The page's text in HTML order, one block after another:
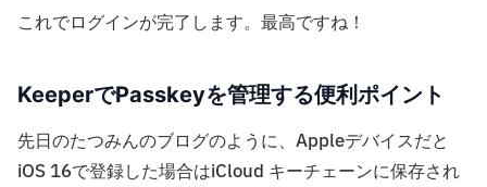
これでログインが完了します。最高ですね！
KeeperでPasskeyを管理する便利ポイント
先日のたつみんのブログのように、Appleデバイスだと
iOS 16で登録した場合はiCloud キーチェーンに保存され